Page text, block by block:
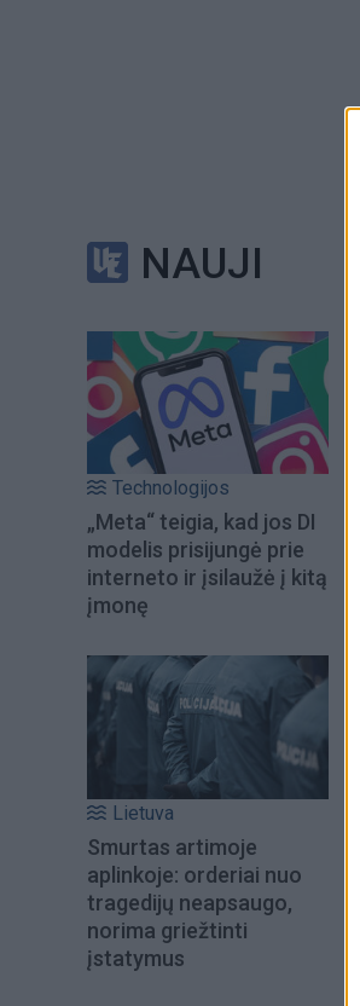
NAUJI
Technologijos
„Meta“ teigia, kad jos DI
modelis prisijungė prie
interneto ir įsilaužė į kitą
įmonę
Lietuva
Smurtas artimoje
aplinkoje: orderiai nuo
tragedijų neapsaugo,
norima griežtinti
įstatymus